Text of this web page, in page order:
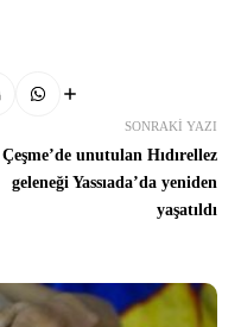
SONRAKI YAZI
Çeşme’de unutulan Hıdırellez
geleneği Yassıada’da yeniden
yaşatıldı